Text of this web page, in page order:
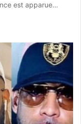
est apparue…